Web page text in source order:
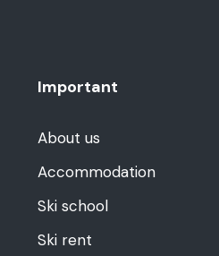
Important
About us
Accommodation
Ski school
Ski rent